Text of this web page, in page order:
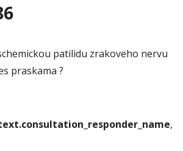
patilidu zrakoveho nervu
praskama ?
,